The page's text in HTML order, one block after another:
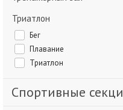
Триатлон
Бег
Плавание
Триатлон
Спортивные